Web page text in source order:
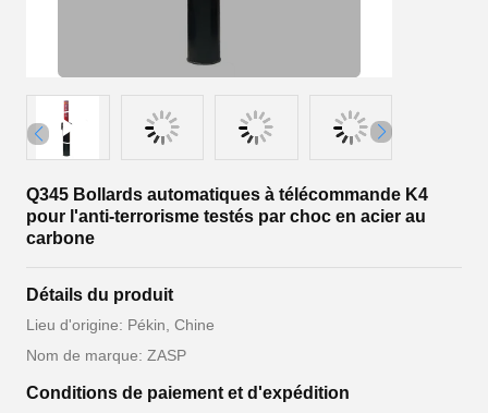
Q345 Bollards automatiques à télécommande K4
pour l'anti-terrorisme testés par choc en acier au
carbone
Détails du produit
Lieu d'origine: Pékin, Chine
Nom de marque: ZASP
Conditions de paiement et d'expédition